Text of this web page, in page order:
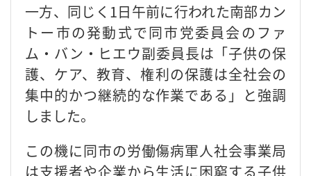
一方、同じく1日午前に行われた南部カン
トー市の発動式で同市党委員会のファ
ム・バン・ヒエウ副委員長は「子供の保
護、ケア、教育、権利の保護は全社会の
集中的かつ継続的な作業である」と強調
しました。
この機に同市の労働傷病軍人社会事業局
は支援者や企業から生活に困窮する子供